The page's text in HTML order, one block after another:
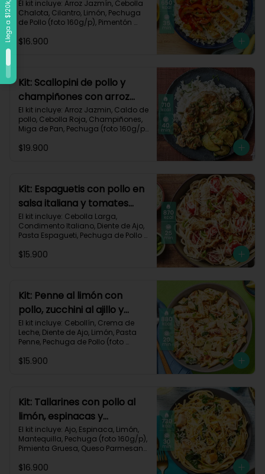
vegetales-109
El kit incluye: Arroz Jazmín, Cebolla
Chalota, Cilantro, Limón, Pechuga
de Pollo (foto 160g/p), Pimentón
Teriyaki, Receta Impresa.
$16.900
Kit: Scallopini de pollo y
champiñones con arroz
jazmín-5
El kit incluye: Arroz Jazmin, Caldo de
pollo, Cebolla Roja, Champiñones,
Miga de Pan, Pechuga (foto 160g/p),
Receta impresa.
$19.900
Kit: Espaguetis con pollo en
salsa italiana y tomates
uvalina-129
El kit incluye: Cebolla Larga,
Condimento Italiano, Diente de Ajo,
Pasta Espagueti, Pechuga de Pollo
Parmesano, Tomate Tipo Cherry,
Proteínas 49g
$15.900
Kit: Penne al limón con
pollo, zucchini al ajillo y
cebollín-111
El kit incluye: Cebollín, Crema de
Leche, Diente de Ajo, Limón, Pasta
Penne, Pechuga de Pollo (foto
Zucchini Verde, Receta Impresa.
$15.900
Kit: Tallarines con pollo al
limón, espinacas y
parmesano-68
El kit incluye: Ajo, Espinaca, Limón,
Mantequilla, Pechuga (foto 160g/p),
Pimienta Gruesa, Queso Parmesano,
$16.900